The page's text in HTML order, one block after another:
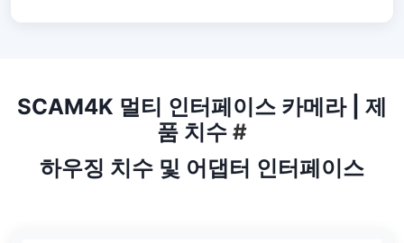
SCAM4K 멀티 인터페이스 카메라 | 제
품 치수 #
하우징 치수 및 어댑터 인터페이스